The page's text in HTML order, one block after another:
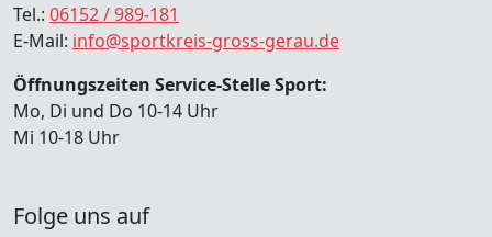
Tel.: 06152 / 989-181
E-Mail: info@sportkreis-gross-gerau.de
Öffnungszeiten Service-Stelle Sport:
Mo, Di und Do 10-14 Uhr
Mi 10-18 Uhr
Folge uns auf